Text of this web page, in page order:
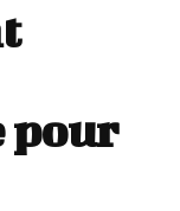
pour